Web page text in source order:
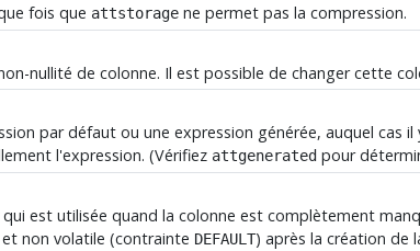
fois que attstorage ne permet pas la compression.
nullité de colonne. Il est possible de changer cette
par défaut ou une expression générée, auquel cas
l'expression. (Vérifiez attgenerated pour
est utilisée quand la colonne est complètement
non volatile (contrainte DEFAULT) après la création de